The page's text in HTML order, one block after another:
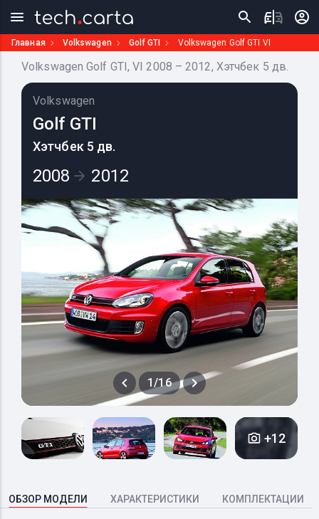
Главная Volkswagen Golf GTI Volkswagen Golf GTI VI
Volkswagen Golf GTI, VI 2008 – 2012, Хэтчбек 5 дв.
Volkswagen
Golf GTI
Хэтчбек 5 дв.
2008 2012
1/16
+12
ОБЗОР МОДЕЛИ ХАРАКТЕРИСТИКИ КОМПЛЕКТАЦИИ